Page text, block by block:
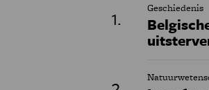
Geschiedenis